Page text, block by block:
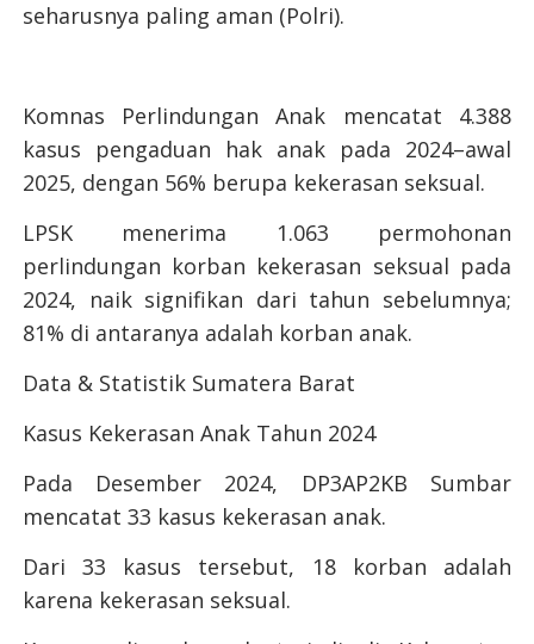
seharusnya paling aman (Polri).
Komnas Perlindungan Anak mencatat 4.388
kasus pengaduan hak anak pada 2024–awal
2025, dengan 56% berupa kekerasan seksual.
LPSK menerima 1.063 permohonan
perlindungan korban kekerasan seksual pada
2024, naik signifikan dari tahun sebelumnya;
81% di antaranya adalah korban anak.
Data & Statistik Sumatera Barat
Kasus Kekerasan Anak Tahun 2024
Pada Desember 2024, DP3AP2KB Sumbar
mencatat 33 kasus kekerasan anak.
Dari 33 kasus tersebut, 18 korban adalah
karena kekerasan seksual.